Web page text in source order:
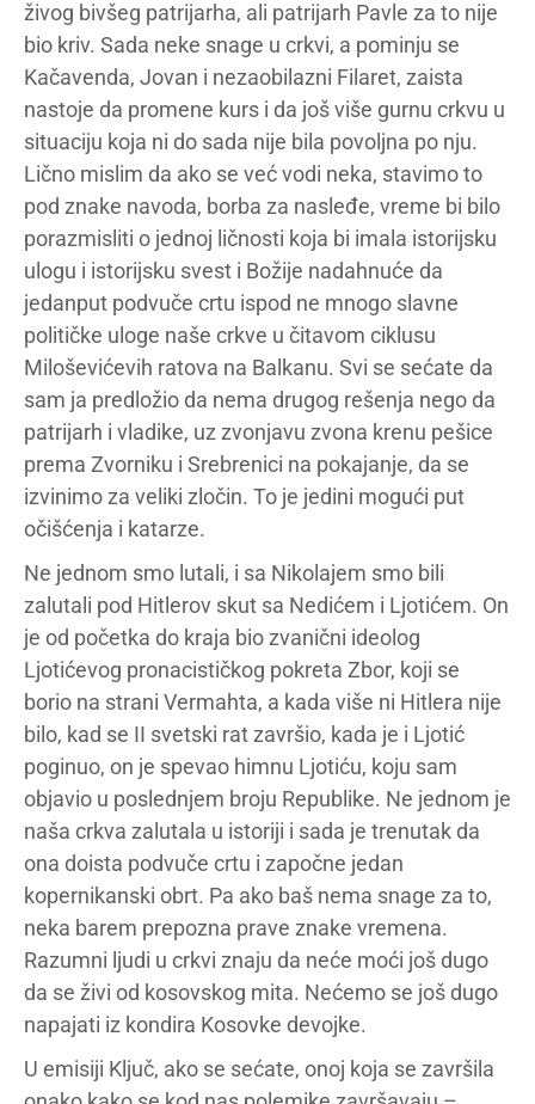
živog bivšeg patrijarha, ali patrijarh Pavle za to nije
bio kriv. Sada neke snage u crkvi, a pominju se
Kačavenda, Jovan i nezaobilazni Filaret, zaista
nastoje da promene kurs i da još više gurnu crkvu u
situaciju koja ni do sada nije bila povoljna po nju.
Lično mislim da ako se već vodi neka, stavimo to
pod znake navoda, borba za nasleđe, vreme bi bilo
porazmisliti o jednoj ličnosti koja bi imala istorijsku
ulogu i istorijsku svest i Božije nadahnuće da
jedanput podvuče crtu ispod ne mnogo slavne
političke uloge naše crkve u čitavom ciklusu
Miloševićevih ratova na Balkanu. Svi se sećate da
sam ja predložio da nema drugog rešenja nego da
patrijarh i vladike, uz zvonjavu zvona krenu pešice
prema Zvorniku i Srebrenici na pokajanje, da se
izvinimo za veliki zločin. To je jedini mogući put
očišćenja i katarze.
Ne jednom smo lutali, i sa Nikolajem smo bili
zalutali pod Hitlerov skut sa Nedićem i Ljotićem. On
je od početka do kraja bio zvanični ideolog
Ljotićevog pronacističkog pokreta Zbor, koji se
borio na strani Vermahta, a kada više ni Hitlera nije
bilo, kad se II svetski rat završio, kada je i Ljotić
poginuo, on je spevao himnu Ljotiću, koju sam
objavio u poslednjem broju Republike. Ne jednom je
naša crkva zalutala u istoriji i sada je trenutak da
ona doista podvuče crtu i započne jedan
kopernikanski obrt. Pa ako baš nema snage za to,
neka barem prepozna prave znake vremena.
Razumni ljudi u crkvi znaju da neće moći još dugo
da se živi od kosovskog mita. Nećemo se još dugo
napajati iz kondira Kosovke devojke.
U emisiji Ključ, ako se sećate, onoj koja se završila